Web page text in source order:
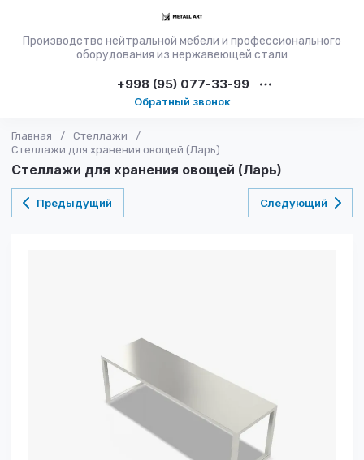
Производство нейтральной мебели и профессионального
оборудования из нержавеющей стали
+998 (95) 077-33-99
Обратный звонок
Главная / Стеллажи
/
Стеллажи для хранения овощей (Ларь)
Стеллажи для хранения овощей (Ларь)
Предыдущий Следующий